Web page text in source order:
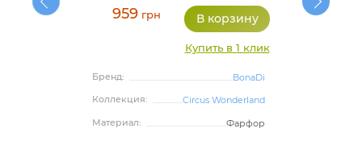
959 грн
Купить в 1 клик
Бренд:
BonaDi
Коллекция:
Circus Wonderland
Материал:
Фарфор